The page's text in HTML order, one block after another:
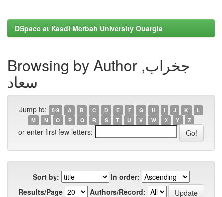
DSpace at Kasdi Merbah University Ouargla
Browsing by Author جخراب,
سعاد
Jump to: 0-9 A B C D E F G H I J K
L
M
N O P Q R S T U V W X Y Z
or enter first few letters:
Sort by:
In order:
Results/Page
Authors/Record: